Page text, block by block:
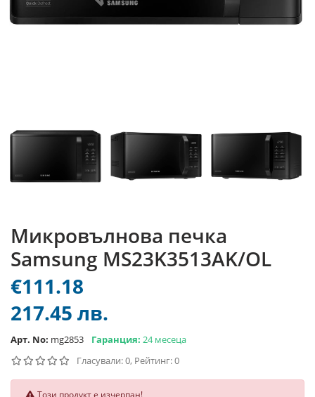
Микровълнова печка
Samsung MS23K3513AK/OL
€111.18
217.45 лв.
Арт. No: mg2853 Гаранция: 24 месеца
Гласували: 0, Рейтинг: 0